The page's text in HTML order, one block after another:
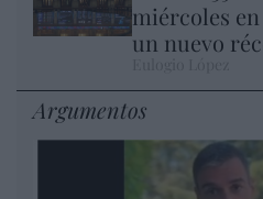
miércoles
un nuevo
Argumentos